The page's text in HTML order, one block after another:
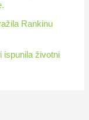
Rankinu
ispunila životni